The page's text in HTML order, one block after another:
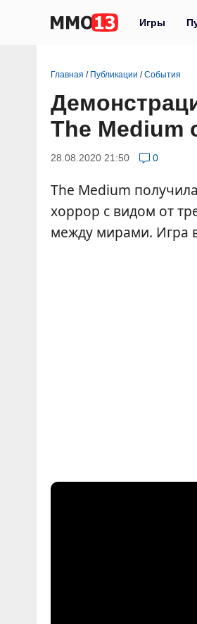
Игры
Главная / Публикации /События
The Medium
28.08.2020 21:50 0
The Medium
хоррор с видом от
между мирами. Игра